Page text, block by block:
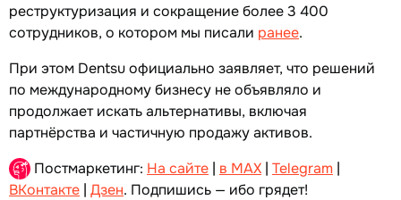
реструктуризация и сокращение более 3 400
сотрудников, о котором мы писали ранее.
При этом Dentsu официально заявляет, что решений
по международному бизнесу не объявляло и
продолжает искать альтернативы, включая
партнёрства и частичную продажу активов.
Постмаркетинг: На сайте | в MAX | Telegram |
ВКонтакте | Дзен. Подпишись — ибо грядет!